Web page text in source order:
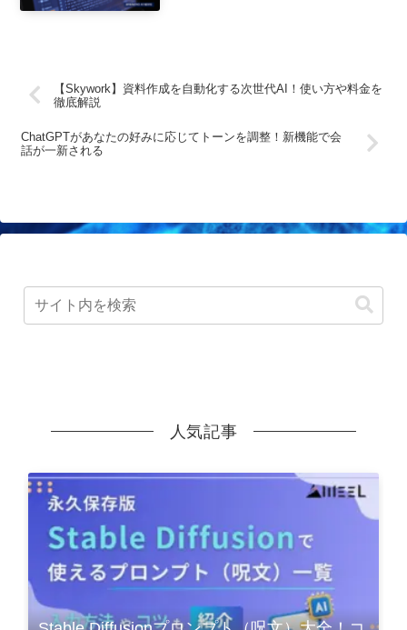
【Skywork】資料作成を自動化する次世代AI！使い方や料金を
徹底解説
ChatGPTがあなたの好みに応じてトーンを調整！新機能で会
話が一新される
人気記事